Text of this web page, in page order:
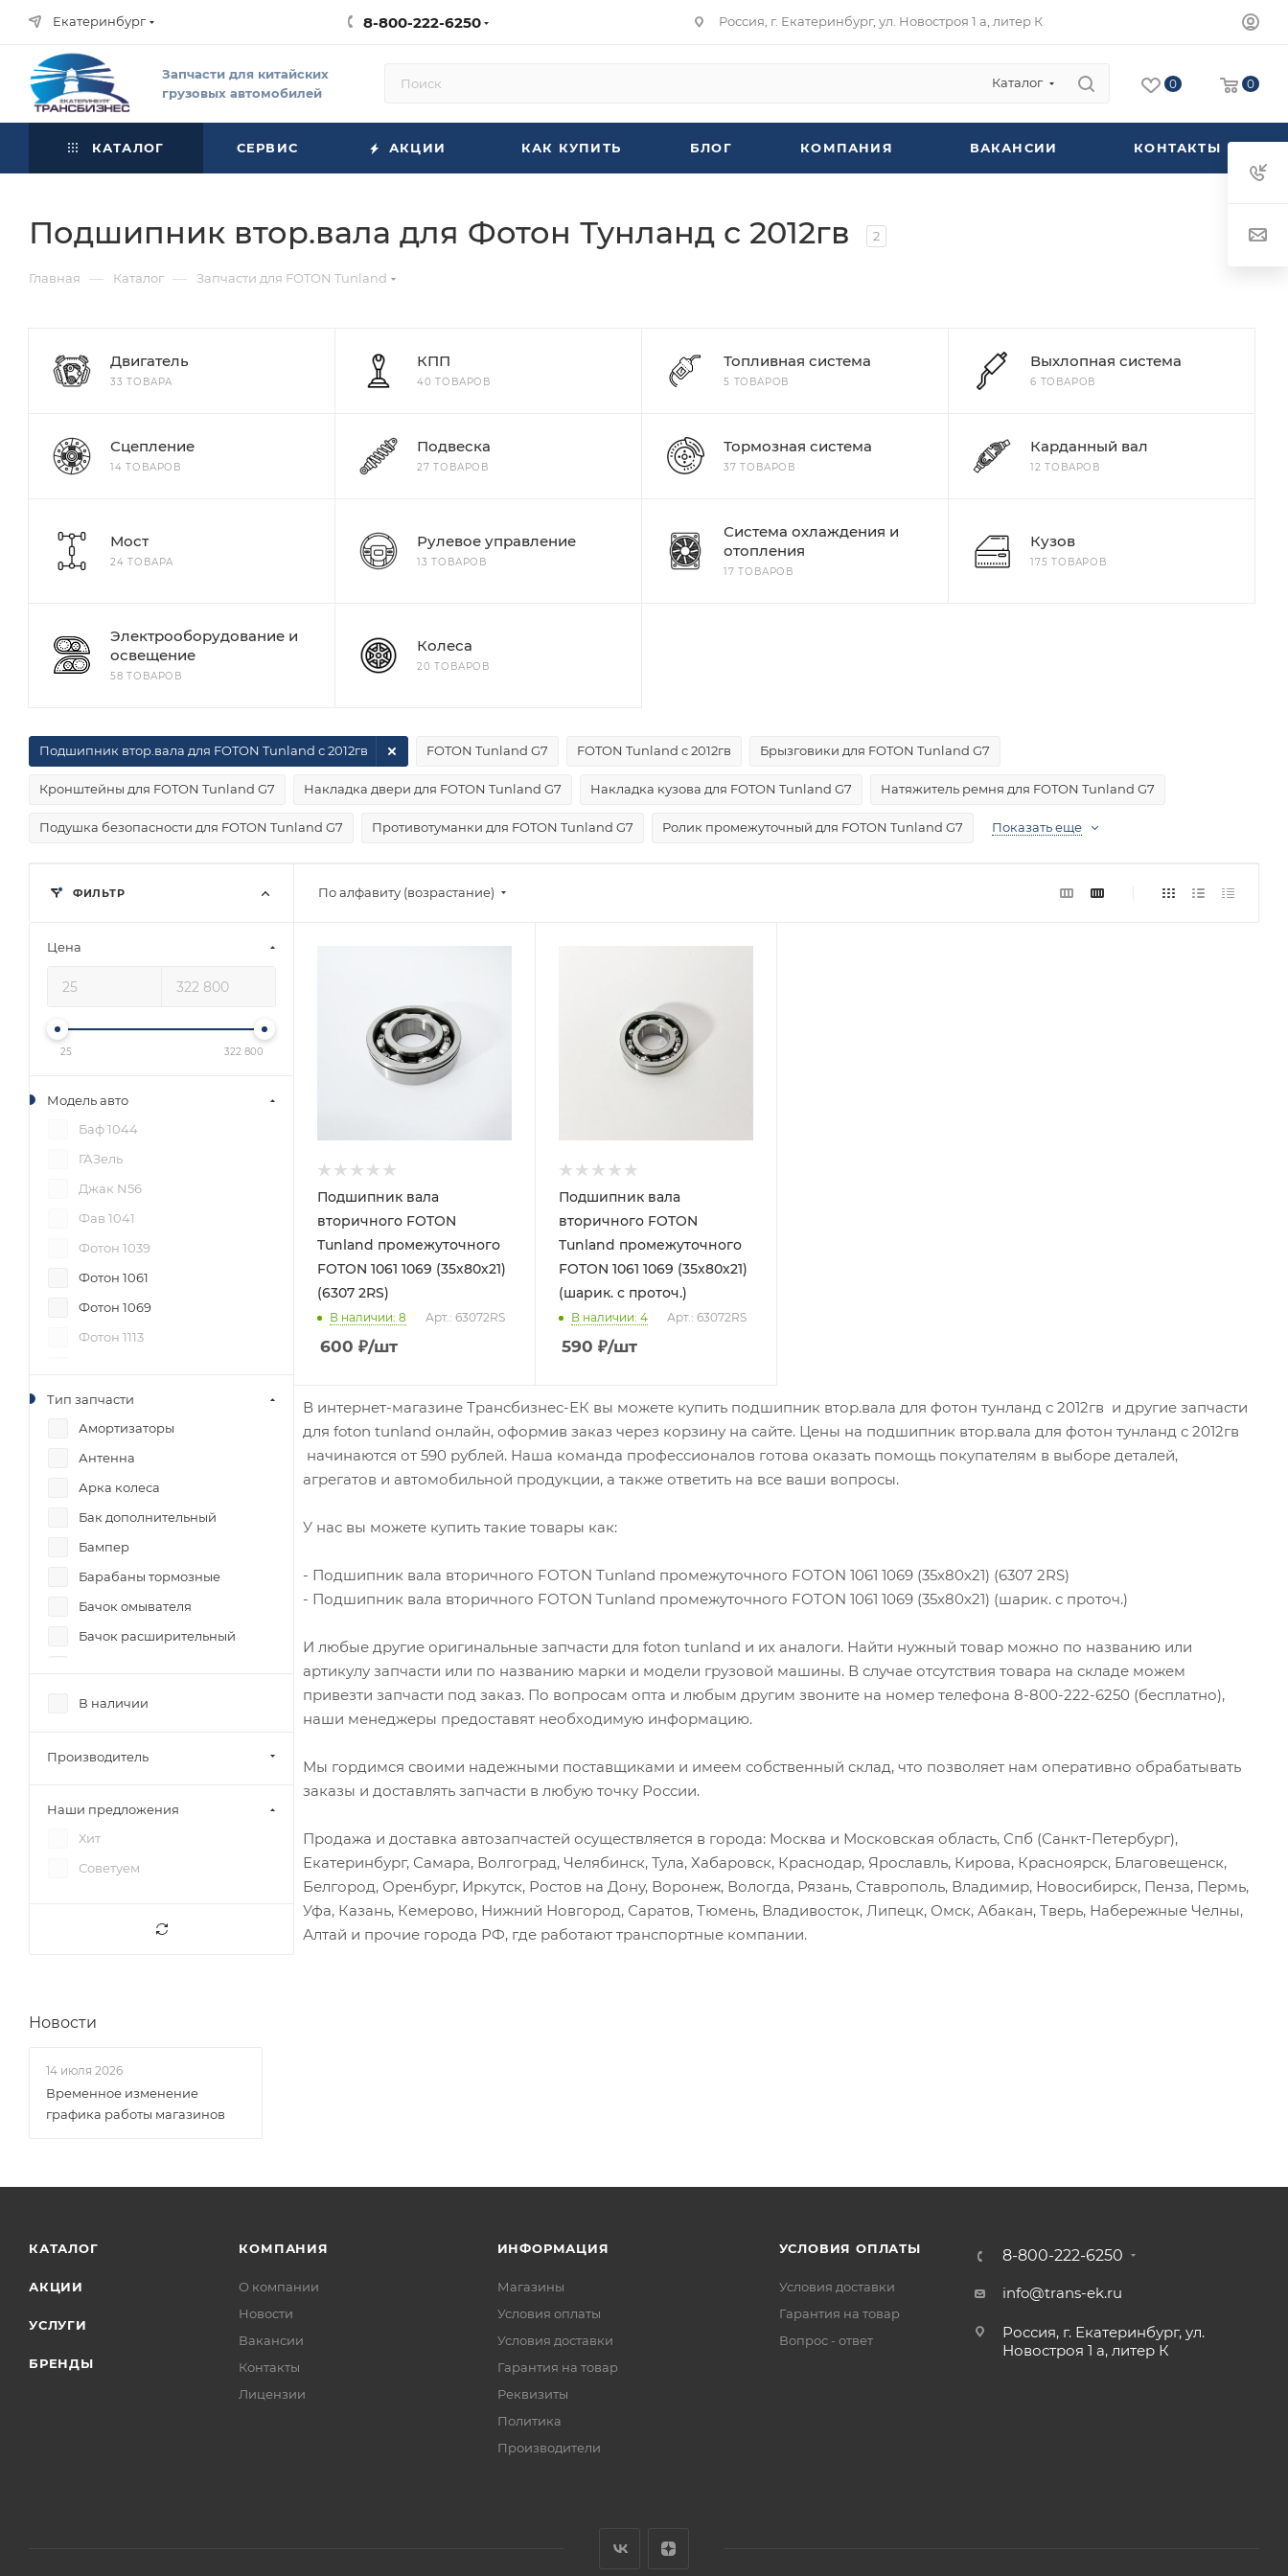
Екатеринбург 8-800-222-6250 Россия, г. Екатеринбург, ул. Новостроя 1 а, литер К
Запчасти для китайских
грузовых автомобилей
Каталог 0 0
КАТАЛОГ СЕРВИС АКЦИИ КАК КУПИТЬ БЛОГ КОМПАНИЯ ВАКАНСИИ КОНТАКТЫ
Подшипник втор.вала для Фотон Тунланд с 2012гв 2
Главная — Каталог — Запчасти для FOTON Tunland
Двигатель
33 ТОВАРА
КПП
40 ТОВАРОВ
Топливная система
5 ТОВАРОВ
Выхлопная система
6 ТОВАРОВ
Сцепление
14 ТОВАРОВ
Подвеска
27 ТОВАРОВ
Тормозная система
37 ТОВАРОВ
Карданный вал
12 ТОВАРОВ
Мост
24 ТОВАРА
Рулевое управление
13 ТОВАРОВ
Система охлаждения и
отопления
17 ТОВАРОВ
Кузов
175 ТОВАРОВ
Электрооборудование и
освещение
58 ТОВАРОВ
Колеса
20 ТОВАРОВ
FOTON Tunland G7 FOTON Tunland с 2012гв Брызговики для FOTON Tunland G7
Кронштейны для FOTON Tunland G7 Накладка двери для FOTON Tunland G7 Накладка кузова для FOTON Tunland G7 Натяжитель ремня для FOTON Tunland G7
Подушка безопасности для FOTON Tunland G7 Противотуманки для FOTON Tunland G7 Ролик промежуточный для FOTON Tunland G7
Подшипник втор.вала для FOTON Tunland с 2012гв
Показать еще
По алфавиту (возрастание)
Подшипник вала
вторичного FOTON
Tunland промежуточного
FOTON 1061 1069 (35х80х21)
(6307 2RS)
В наличии: 8 Арт.: 63072RS
600 ₽/шт
Подшипник вала
вторичного FOTON
Tunland промежуточного
FOTON 1061 1069 (35х80х21)
(шарик. с проточ.)
В наличии: 4 Арт.: 63072RS
590 ₽/шт
В интернет-магазине Трансбизнес-ЕК вы можете купить подшипник втор.вала для фотон тунланд с 2012гв и другие запчасти
для foton tunland онлайн, оформив заказ через корзину на сайте. Цены на подшипник втор.вала для фотон тунланд с 2012гв
начинаются от 590 рублей. Наша команда профессионалов готова оказать помощь покупателям в выборе деталей,
агрегатов и автомобильной продукции, а также ответить на все ваши вопросы.
У нас вы можете купить такие товары как:
- Подшипник вала вторичного FOTON Tunland промежуточного FOTON 1061 1069 (35х80х21) (6307 2RS)
- Подшипник вала вторичного FOTON Tunland промежуточного FOTON 1061 1069 (35х80х21) (шарик. с проточ.)
И любые другие оригинальные запчасти для foton tunland и их аналоги. Найти нужный товар можно по названию или
артикулу запчасти или по названию марки и модели грузовой машины. В случае отсутствия товара на складе можем
привезти запчасти под заказ. По вопросам опта и любым другим звоните на номер телефона 8-800-222-6250 (бесплатно),
наши менеджеры предоставят необходимую информацию.
Мы гордимся своими надежными поставщиками и имеем собственный склад, что позволяет нам оперативно обрабатывать
заказы и доставлять запчасти в любую точку России.
Продажа и доставка автозапчастей осуществляется в города: Москва и Московская область, Спб (Санкт-Петербург),
Екатеринбург, Самара, Волгоград, Челябинск, Тула, Хабаровск, Краснодар, Ярославль, Кирова, Красноярск, Благовещенск,
Белгород, Оренбург, Иркутск, Ростов на Дону, Воронеж, Вологда, Рязань, Ставрополь, Владимир, Новосибирск, Пенза, Пермь,
Уфа, Казань, Кемерово, Нижний Новгород, Саратов, Тюмень, Владивосток, Липецк, Омск, Абакан, Тверь, Набережные Челны,
Алтай и прочие города РФ, где работают транспортные компании.
ФИЛЬТР
Цена
25 322 800
Модель авто
Баф 1044
ГАЗель
Джак N56
Фав 1041
Фотон 1039
Фотон 1061
Фотон 1069
Фотон 1113
Фотон Тунланд G7
Фотон Тунланд с 2012гв
Тип запчасти
Амортизаторы
Антенна
Арка колеса
Бак дополнительный
Бампер
Барабаны тормозные
Бачок омывателя
Бачок расширительный
Болты, гайки
Брызговики
Вакуумный усилитель
Вакуумный усилитель
Вал карданный
Вилка сцепления
Втулки
Главная пара
Горловина топливного бака
Датчик коленвала
В наличии
Производитель
Наши предложения
Хит
Советуем
Новости
14 июля 2026
Временное изменение
графика работы магазинов
КАТАЛОГ
АКЦИИ
УСЛУГИ
БРЕНДЫ
КОМПАНИЯ
О компании
Новости
Вакансии
Контакты
Лицензии
ИНФОРМАЦИЯ
Магазины
Условия оплаты
Условия доставки
Гарантия на товар
Реквизиты
Политика
Производители
УСЛОВИЯ ОПЛАТЫ
Условия доставки
Гарантия на товар
Вопрос - ответ
8-800-222-6250
info@trans-ek.ru
Россия, г. Екатеринбург, ул.
Новостроя 1 а, литер К